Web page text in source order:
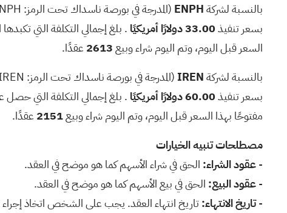
بالنسبة لشركةENPH (المدرجة في بورصة ناسداك تحت الرمز:
بسعر تنفيذ33.00 دولارًا أمريكيًا . بلغ إجمالي التكلفة التي
السعر قبل اليوم، وتم اليوم شراء وبيع2613 عقدًا.
بالنسبة لشركةIREN (المدرجة في بورصة ناسداك تحت الرمز:
بسعر تنفيذ60.00 دولارًا أمريكيًا . بلغ إجمالي التكلفة التي حصل
مفتوحًا بهذا السعر قبل اليوم، وتم اليوم شراء وبيع2151 عقدًا.
مصطلحات تنبيه الخيارات
-عقود الشراء: الحق في شراء الأسهم كما هو موضح في العقد.
-عقود البيع: الحق في بيع الأسهم كما هو موضح في العقد.
-تاريخ الانتهاء:تاريخ انتهاء العقد. يجب على الشخص اتخاذ